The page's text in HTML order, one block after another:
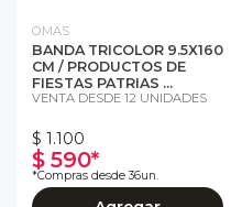
OMAS
BANDA TRICOLOR 9.5X160
CM / PRODUCTOS DE
FIESTAS PATRIAS ...
VENTA DESDE 12 UNIDADES
$ 1.100
$ 590*
*Compras desde 36un.